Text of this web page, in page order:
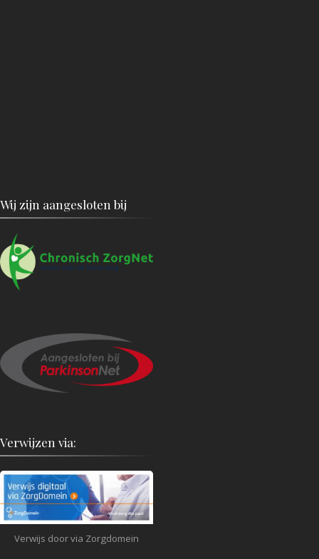
Wij zijn aangesloten bij
Verwijzen via:
Verwijs door via Zorgdomein